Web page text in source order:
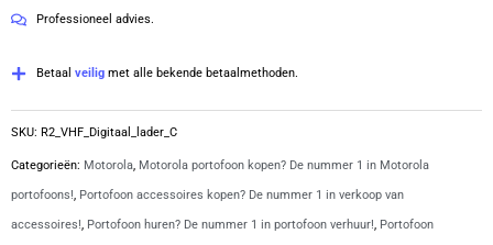
ring
|
aantal
Professioneel advies.
Betaal veilig met alle bekende betaalmethoden.
SKU: R2_VHF_Digitaal_lader_C
Categorieën: Motorola, Motorola portofoon kopen? De nummer 1 in Motorola
portofoons!, Portofoon accessoires kopen? De nummer 1 in verkoop van
accessoires!, Portofoon huren? De nummer 1 in portofoon verhuur!, Portofoon